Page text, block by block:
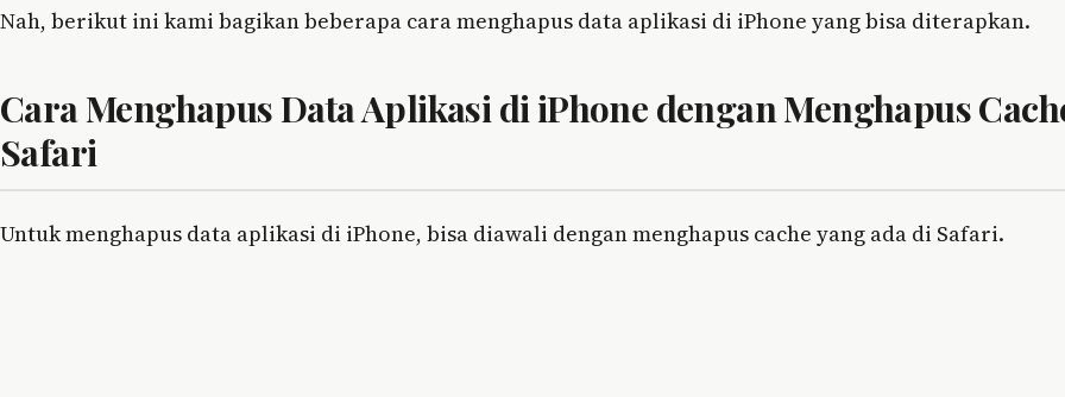
Nah, berikut ini kami bagikan beberapa cara menghapus data aplikasi di iPhone yang bisa diterapkan.
Cara Menghapus Data Aplikasi di iPhone dengan Menghapus
Safari
Untuk menghapus data aplikasi di iPhone, bisa diawali dengan menghapus cache yang ada di Safari.